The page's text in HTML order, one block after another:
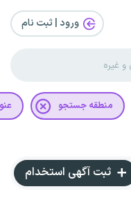
ورود | ثبت‌ نام
منطقه جستجو
ثبت آگهی استخدام